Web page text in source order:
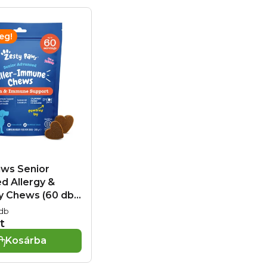
Senior
Allergy &
Chews (60 db)
eledel
számára
és
esetén, exp.
Kosárba